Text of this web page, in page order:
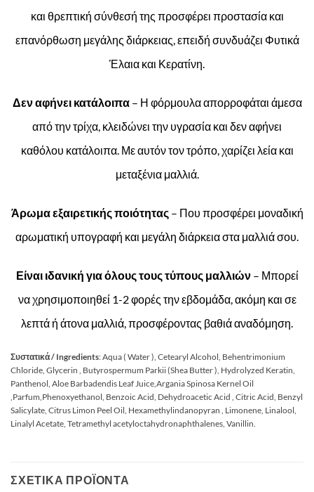
και θρεπτική σύνθεσή της προσφέρει προστασία και
επανόρθωση μεγάλης διάρκειας, επειδή συνδυάζει Φυτικά
Έλαια και Κερατίνη.
Δεν αφήνει κατάλοιπα– Η φόρμουλα απορροφάται άμεσα
από την τρίχα, κλειδώνει την υγρασία και δεν αφήνει
καθόλου κατάλοιπα. Με αυτόν τον τρόπο, χαρίζει λεία και
μεταξένια μαλλιά.
Άρωμα εξαιρετικής ποιότητας– Που προσφέρει μοναδική
αρωματική υπογραφή και μεγάλη διάρκεια στα μαλλιά σου.
Είναι ιδανική για όλους τους τύπους μαλλιών– Μπορεί
να χρησιμοποιηθεί 1-2 φορές την εβδομάδα, ακόμη και σε
λεπτά ή άτονα μαλλιά, προσφέροντας βαθιά αναδόμηση.
Συστατικά / Ingredients: Aqua ( Water ), Cetearyl Alcohol, Behentrimonium
Chloride, Glycerin , Butyrospermum Parkii (Shea Butter ), Hydrolyzed Keratin,
Panthenol, Aloe Barbadendis Leaf Juice,Argania Spinosa Kernel Oil
,Parfum,Phenoxyethanol, Benzoic Acid, Dehydroacetic Acid , Citric Acid, Benzyl
Salicylate, Citrus Limon Peel Oil, Hexamethylindanopyran , Limonene, Linalool,
Linalyl Acetate, Tetramethyl acetyloctahydronaphthalenes, Vanillin.
ΣΧΕΤΙΚΆ ΠΡΟΪΌΝΤΑ